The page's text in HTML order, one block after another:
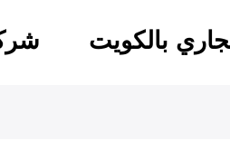
بالكويت